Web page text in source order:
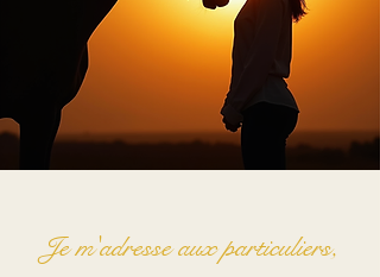
Je m'adresse aux particuliers,